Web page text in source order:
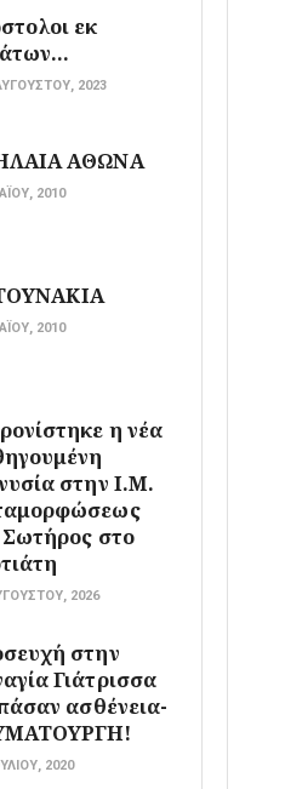
εκ
2023
ΑΘΩΝΑ
2010
2010
η νέα
στην Ι.Μ.
στο
2026
στην
Γιάτρισσα
ασθένεια-
2020